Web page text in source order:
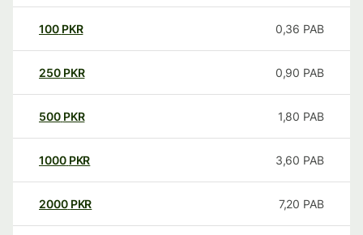
100 PKR 0,36 PAB
250 PKR 0,90 PAB
500 PKR 1,80 PAB
1000 PKR 3,60 PAB
2000 PKR 7,20 PAB